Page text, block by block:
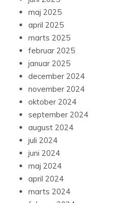
maj 2025
april 2025
marts 2025
februar 2025
januar 2025
december 2024
november 2024
oktober 2024
september 2024
august 2024
juli 2024
juni 2024
maj 2024
april 2024
marts 2024